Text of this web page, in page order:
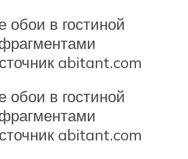
обои в гостиной
abitant.com
обои в гостиной
abitant.com